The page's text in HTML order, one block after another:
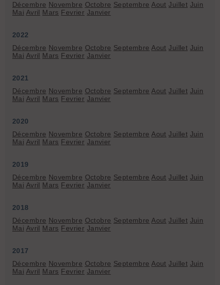
Décembre Novembre Octobre Septembre Aout Juillet Juin
Mai Avril Mars Fevrier Janvier
2022
Décembre Novembre Octobre Septembre Aout Juillet Juin
Mai Avril Mars Fevrier Janvier
2021
Décembre Novembre Octobre Septembre Aout Juillet Juin
Mai Avril Mars Fevrier Janvier
2020
Décembre Novembre Octobre Septembre Aout Juillet Juin
Mai Avril Mars Fevrier Janvier
2019
Décembre Novembre Octobre Septembre Aout Juillet Juin
Mai Avril Mars Fevrier Janvier
2018
Décembre Novembre Octobre Septembre Aout Juillet Juin
Mai Avril Mars Fevrier Janvier
2017
Décembre Novembre Octobre Septembre Aout Juillet Juin
Mai Avril Mars Fevrier Janvier